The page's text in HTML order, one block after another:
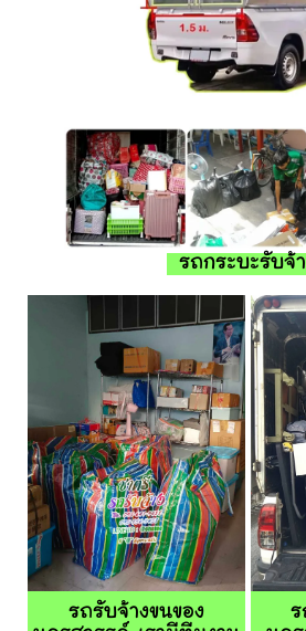
รถกระบะรับจ้
รถรับจ้างขนของ
ร